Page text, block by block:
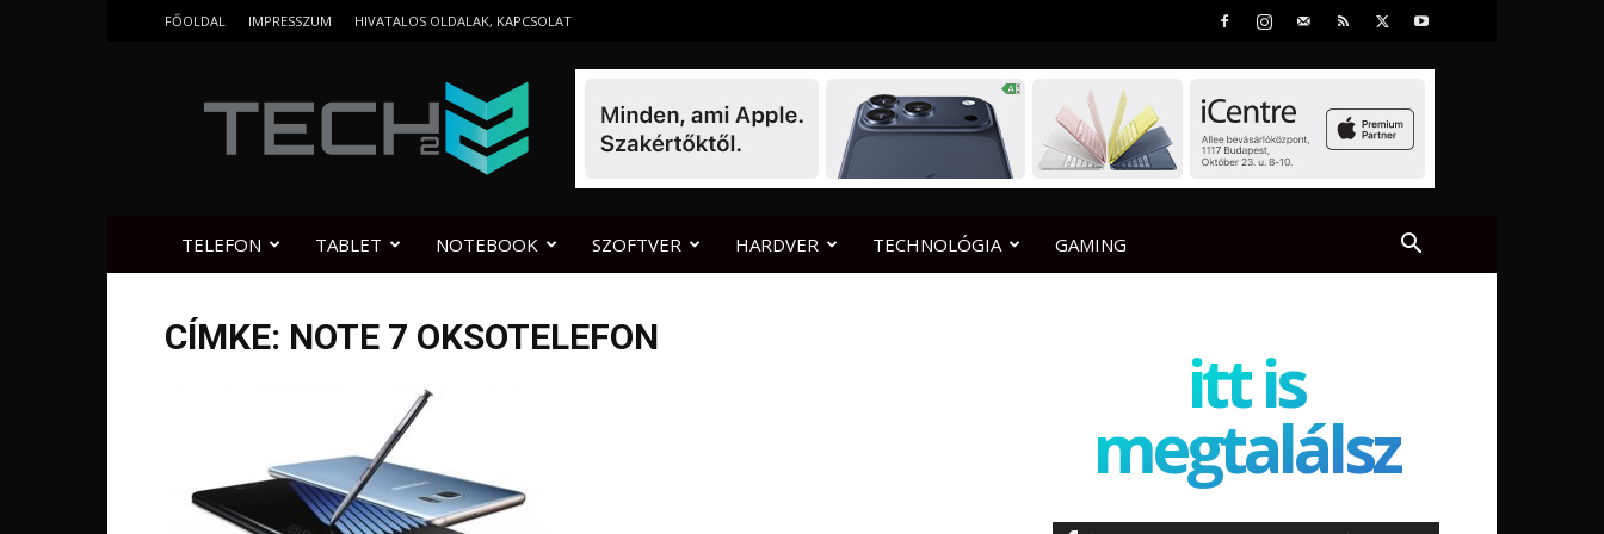
FŐOLDAL IMPRESSZUM HIVATALOS OLDALAK, KAPCSOLAT
TELEFON TABLET NOTEBOOK SZOFTVER HARDVER TECHNOLÓGIA GAMING
CÍMKE: NOTE 7 OKSOTELEFON
itt is
megtalálsz